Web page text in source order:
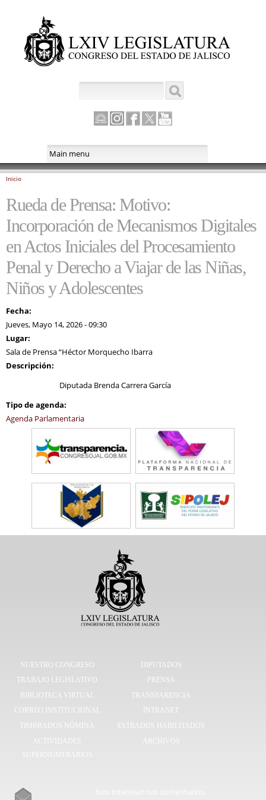
principal
Canal
Instagram
Facebook
Twitter
Inicio
Rueda de Prensa: Motivo:
Incorporación de Mecanismos Digitales
en Actos Iniciales del Procesamiento
Penal y Derecho a Viajar de las Niñas,
Niños y Adolescentes
Fecha:
Jueves, Mayo 14, 2026 - 09:30
Lugar:
Sala de Prensa “Héctor Morquecho Ibarra
Descripción:
Diputada Brenda Carrera García
Tipo de agenda:
Agenda Parlamentaria
NUESTRO CONGRESO
DIPUTADOS
TRABAJO LEGISLATIVO
PRENSA
BIBLIOTECA VIRTUAL
TRANSPARENCIA
CORREO INSTITUCIONAL
INTRANET
TIMBRADOS NÓMINA
ESTRADOS HABILITADOS
ACTIVIDADES
SUPERNUMERARIOS
ARCHIVOS